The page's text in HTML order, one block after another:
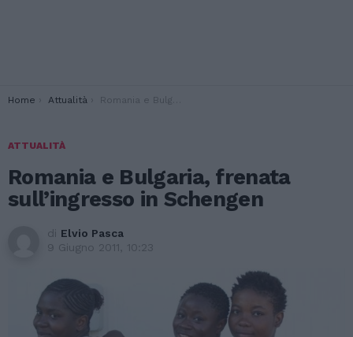
You are here:
Home Attualità Romania e Bulgaria, frenata sull’ingresso in Schengen
ATTUALITÀ
Romania e Bulgaria, frenata
sull’ingresso in Schengen
di Elvio Pasca
9 Giugno 2011, 10:23